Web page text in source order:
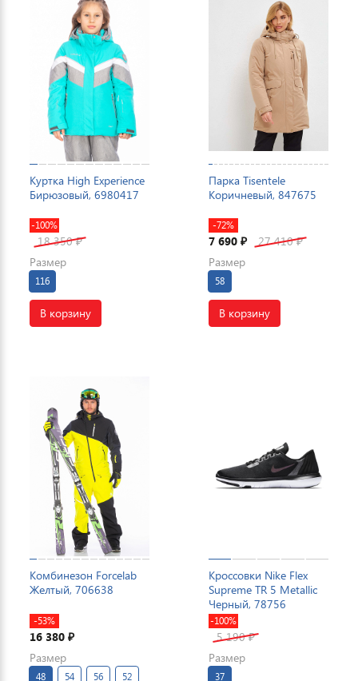
Куртка High Experience
Бирюзовый, 6980417
-100%
18 350₽
Размер
116
В корзину
Парка Tisentele
Коричневый, 847675
-72%
7 690 ₽ 27 410₽
Размер
58
В корзину
Комбинезон Forcelab
Желтый, 706638
-53%
16 380 ₽
Размер
48 54 56 52
Кроссовки Nike Flex
Supreme TR 5 Metallic
Черный, 78756
-100%
5 190₽
Размер
37